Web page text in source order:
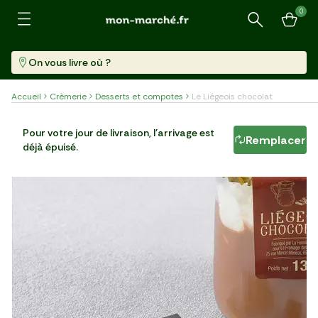
Recherche
0
On vous livre où ?
Accueil Crèmerie Desserts et compotes Le Liégeois chocolat
Pot (130 G) 16,08 €/kg
Pour votre jour de livraison, l'arrivage est
déjà épuisé.
Remplacer